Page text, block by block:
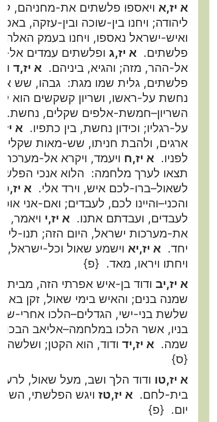
א יז,א ויאספו פלשתים את-מחניהם,
ליהודה; ויחנו בין-שוכה ובין-עזקה,
ואיש-ישראל נאספו, ויחנו בעמק
פלשתים.א יז,ג ופלשתים עמדים אל-
אל-ההר, מזה; והגיא, ביניהם.א יז,ד
פלשתים, גלית שמו מגת: גבהו, שש
נחשת על-ראשו, ושריון קשקשים הוא
השריון–חמשת-אלפים שקלים, נחשת.
על-רגליו; וכידון נחשת, בין כתפיו.א
ארגים, ולהבת חניתו, שש-מאות
לפניו.א יז,ח ויעמד, ויקרא אל-
תצאו לערך מלחמה: הלוא אנכי
לשאול–ברו-לכם איש, וירד אלי.א יז,ט
והכני–והיינו לכם, לעבדים; ואם-אני
לעבדים, ועבדתם אתנו.א יז,י ויאמר,
את-מערכות ישראל, היום הזה; תנו-לי
יחד.א יז,יא וישמע שאול וכל-
ויחתו ויראו, מאד. {פ}
א יז,יב ודוד בן-איש אפרתי הזה, מבית
שמנה בנים; והאיש בימי שאול, זקן
שלשת בני-ישי, הגדלים–הלכו
בניו, אשר הלכו במלחמה–אליאב
שמה.א יז,יד ודוד, הוא הקטן;
{ס}
א יז,טו ודוד הלך ושב, מעל שאול,
בית-לחם.א יז,טז ויגש הפלשתי,
יום. {פ}